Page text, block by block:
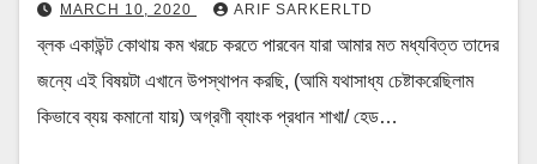
MARCH 10, 2020 ARIF SARKERLTD
ব্লক একাউন্ট কোথায় কম খরচে করতে পারবেন যারা আমার মত মধ্যবিত্ত তাদের
জন্যে এই বিষয়টা এখানে উপস্থাপন করছি, (আমি যথাসাধ্য চেষ্টাকরেছিলাম
কিভাবে ব্যয় কমানো যায়) অগ্রণী ব্যাংক প্রধান শাখা/ হেড…